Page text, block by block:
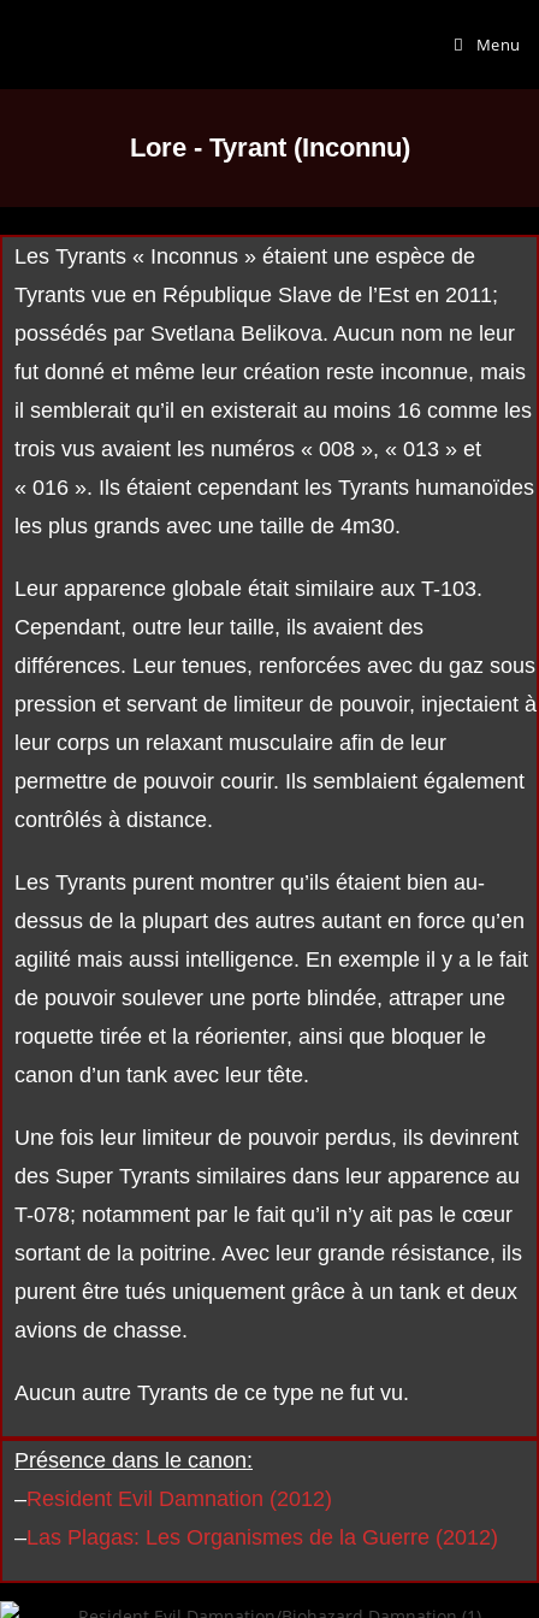
Menu
Lore - Tyrant (Inconnu)
Les Tyrants « Inconnus » étaient une espèce de
Tyrants vue en République Slave de l’Est en 2011;
possédés par Svetlana Belikova. Aucun nom ne leur
fut donné et même leur création reste inconnue, mais
il semblerait qu’il en existerait au moins 16 comme les
trois vus avaient les numéros « 008 », « 013 » et
« 016 ». Ils étaient cependant les Tyrants humanoïdes
les plus grands avec une taille de 4m30.
Leur apparence globale était similaire aux T-103.
Cependant, outre leur taille, ils avaient des
différences. Leur tenues, renforcées avec du gaz sous
pression et servant de limiteur de pouvoir, injectaient à
leur corps un relaxant musculaire afin de leur
permettre de pouvoir courir. Ils semblaient également
contrôlés à distance.
Les Tyrants purent montrer qu’ils étaient bien au-
dessus de la plupart des autres autant en force qu’en
agilité mais aussi intelligence. En exemple il y a le fait
de pouvoir soulever une porte blindée, attraper une
roquette tirée et la réorienter, ainsi que bloquer le
canon d’un tank avec leur tête.
Une fois leur limiteur de pouvoir perdus, ils devinrent
des Super Tyrants similaires dans leur apparence au
T-078; notamment par le fait qu’il n’y ait pas le cœur
sortant de la poitrine. Avec leur grande résistance, ils
purent être tués uniquement grâce à un tank et deux
avions de chasse.
Aucun autre Tyrants de ce type ne fut vu.
Présence dans le canon:
–Resident Evil Damnation (2012)
–Las Plagas: Les Organismes de la Guerre (2012)